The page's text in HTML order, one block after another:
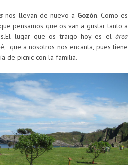
nos llevan de nuevo a Gozón. Como es
pensamos que os van a gustar tanto a
lugar que os traigo hoy es el área
que a nosotros nos encanta, pues tiene
de picnic con la familia.